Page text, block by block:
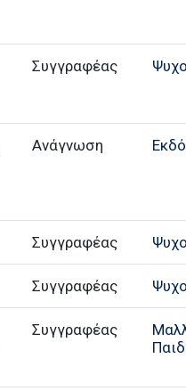
Συγγραφέας
Ανάγνωση
Συγγραφέας
Συγγραφέας
Συγγραφέας